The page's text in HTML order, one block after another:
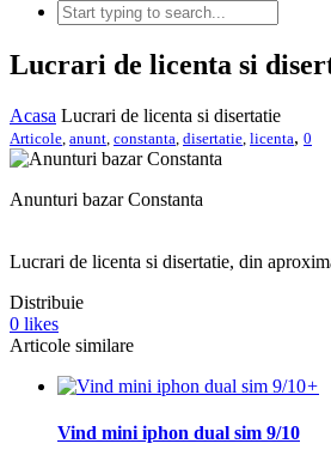
Lucrari de licenta si
Acasa Lucrari de licenta si disertatie
Articole anunt constanta disertatie licenta, 0
Anunturi bazar Constanta
Lucrari de licenta si disertatie, din
Distribuie
0 likes
Articole similare
+
Vind mini iphon dual sim 9/10